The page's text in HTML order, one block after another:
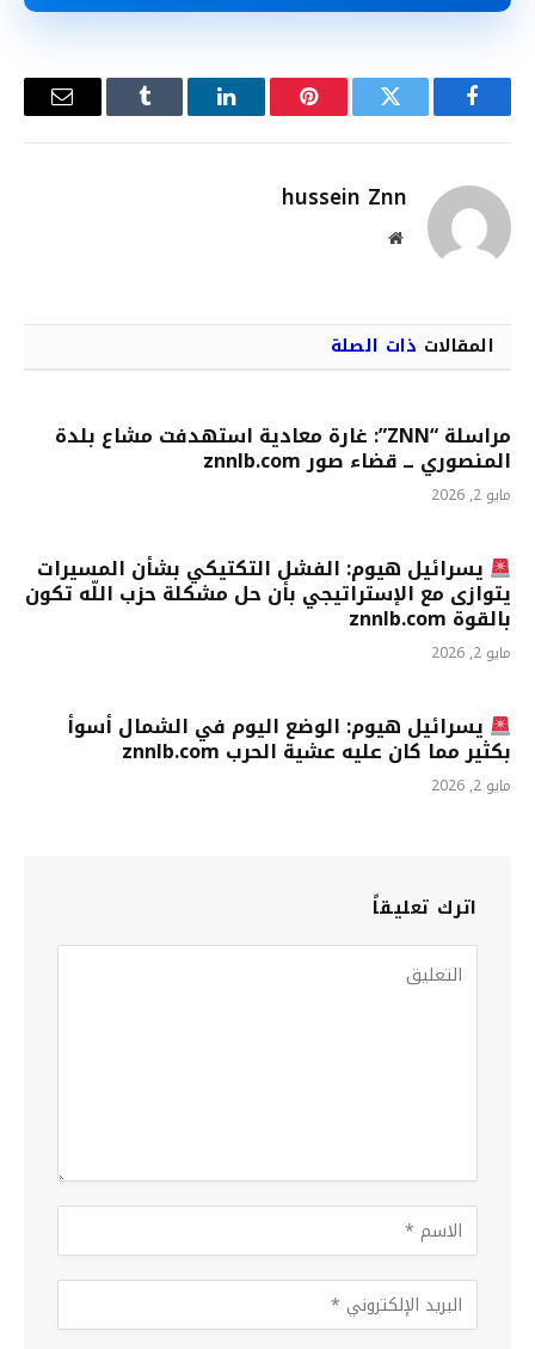
فيسبوك تويتر بينتيريستلينكدإن Tumblr
البريد
hussein Znn
موقع
المقالات ذات الصلة
مراسلة “ZNN”: غارة معادية استهدفت مشاع بلدة
المنصوري ــ قضاء صور znnlb.com
مايو 2, 2026
يسرائيل هيوم: الفشل التكتيكي بشأن المسيرات
يتوازى مع الإستراتيجي بأن حل مشكلة حزب اللّه تكون
بالقوة znnlb.com
مايو 2, 2026
يسرائيل هيوم: الوضع اليوم في الشمال أسوأ
بكثير مما كان عليه عشية الحرب znnlb.com
مايو 2, 2026
اترك تعليقاً